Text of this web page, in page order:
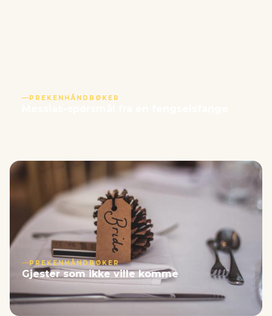
PREKENHÅNDBØKER
PREKENHÅNDBØKER
Gjester som ikke ville komme